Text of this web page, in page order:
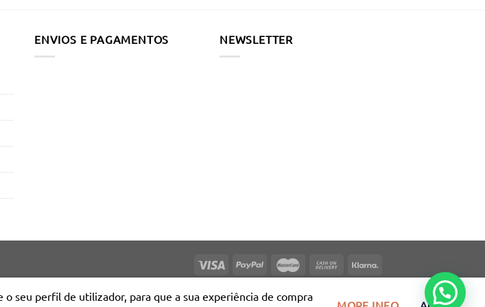
ENVIOS E PAGAMENTOS NEWSLETTER
seu perfil de utilizador, para que a sua experiência de compra